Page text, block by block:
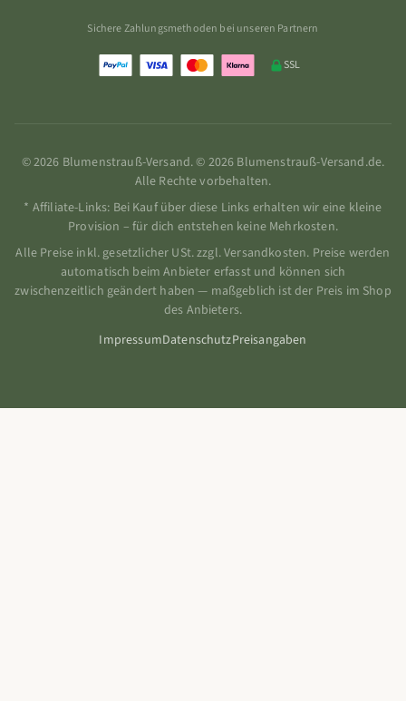
Sichere Zahlungsmethoden bei unseren Partnern
SSL
© 2026 Blumenstrauß-Versand. © 2026 Blumenstrauß-Versand.de.
Alle Rechte vorbehalten.
* Affiliate-Links: Bei Kauf über diese Links erhalten wir eine kleine
Provision – für dich entstehen keine Mehrkosten.
Alle Preise inkl. gesetzlicher USt. zzgl. Versandkosten. Preise werden
automatisch beim Anbieter erfasst und können sich
zwischenzeitlich geändert haben — maßgeblich ist der Preis im Shop
des Anbieters.
ImpressumDatenschutzPreisangaben